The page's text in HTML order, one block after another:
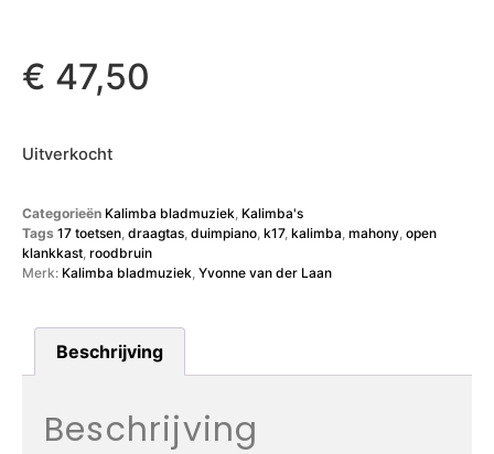
€ 47,50
Uitverkocht
Categorieën Kalimba bladmuziek, Kalimba's
Tags 17 toetsen, draagtas, duimpiano, k17, kalimba, mahony, open
klankkast, roodbruin
Merk: Kalimba bladmuziek, Yvonne van der Laan
Beschrijving
Beschrijving